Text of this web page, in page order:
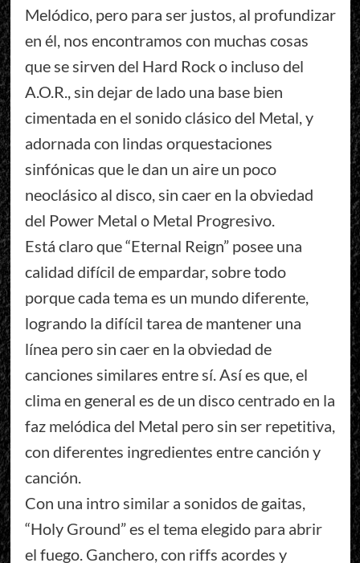
Melódico, pero para ser justos, al profundizar
en él, nos encontramos con muchas cosas
que se sirven del Hard Rock o incluso del
A.O.R., sin dejar de lado una base bien
cimentada en el sonido clásico del Metal, y
adornada con lindas orquestaciones
sinfónicas que le dan un aire un poco
neoclásico al disco, sin caer en la obviedad
del Power Metal o Metal Progresivo.
Está claro que “Eternal Reign” posee una
calidad difícil de empardar, sobre todo
porque cada tema es un mundo diferente,
logrando la difícil tarea de mantener una
línea pero sin caer en la obviedad de
canciones similares entre sí. Así es que, el
clima en general es de un disco centrado en la
faz melódica del Metal pero sin ser repetitiva,
con diferentes ingredientes entre canción y
canción.
Con una intro similar a sonidos de gaitas,
“Holy Ground” es el tema elegido para abrir
el fuego. Ganchero, con riffs acordes y